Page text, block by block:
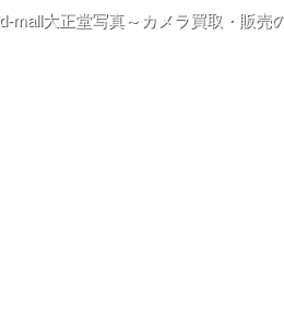
d-mall大正堂写真～カメラ買取・販売